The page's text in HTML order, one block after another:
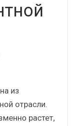
из
отрасли.
растет,